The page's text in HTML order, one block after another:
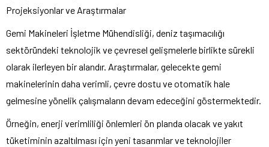
Projeksiyonlar ve Araştırmalar
Gemi Makineleri İşletme Mühendisliği, deniz taşımacılığı
sektöründeki teknolojik ve çevresel gelişmelerle birlikte sürekli
olarak ilerleyen bir alandır. Araştırmalar, gelecekte gemi
makinelerinin daha verimli, çevre dostu ve otomatik hale
gelmesine yönelik çalışmaların devam edeceğini göstermektedir.
Örneğin, enerji verimliliği önlemleri ön planda olacak ve yakıt
tüketiminin azaltılması için yeni tasarımlar ve teknolojiler